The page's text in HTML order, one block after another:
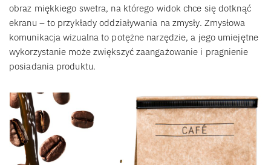
obraz miękkiego swetra, na którego widok chce się dotknąć
ekranu – to przykłady oddziaływania na zmysły. Zmysłowa
komunikacja wizualna to potężne narzędzie, a jego umiejętne
wykorzystanie może zwiększyć zaangażowanie i pragnienie
posiadania produktu.